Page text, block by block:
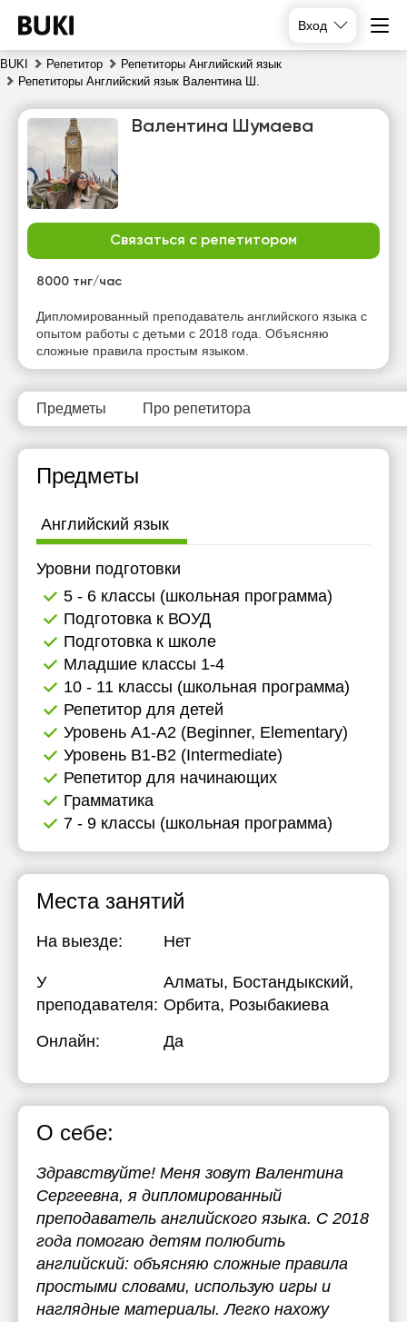
Вход
BUKI Репетитор
Репетиторы Английский язык
Репетиторы Английский язык Валентина Ш.
Валентина Шумаева
Связаться с репетитором
8000 тнг/час
Дипломированный преподаватель английского языка с
опытом работы с детьми с 2018 года. Объясняю
сложные правила простым языком.
Предметы Про репетитора
Предметы
Английский язык
Уровни подготовки
5 - 6 классы (школьная программа)
Подготовка к ВОУД
Подготовка к школе
Младшие классы 1-4
10 - 11 классы (школьная программа)
Репетитор для детей
Уровень А1-А2 (Beginner, Elementary)
Уровень B1-B2 (Intermediate)
Репетитор для начинающих
Грамматика
7 - 9 классы (школьная программа)
Места занятий
На выезде: Нет
У
преподавателя:
Алматы, Бостандыкский,
Орбита, Розыбакиева
Онлайн:
Да
О себе:
Здравствуйте! Меня зовут Валентина
Сергеевна, я дипломированный
преподаватель английского языка. С 2018
года помогаю детям полюбить
английский: объясняю сложные правила
простыми словами, использую игры и
наглядные материалы. Легко нахожу
пт
сб
Нет
свободных
часов
Нет
свободных
часов
Нет
свободных
часов
Нет
свободных